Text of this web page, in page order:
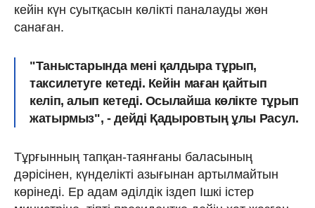
кейін күн суытқасын көлікті паналауды жөн
санаған.
"Таныстарында мені қалдыра тұрып,
таксилетуге кетеді. Кейін маған қайтып
келіп, алып кетеді. Осылайша көлікте тұрып
жатырмыз", - дейді Қадыровтың ұлы Расул.
Тұрғынның тапқан-таянғаны баласының
дәрісінен, күнделікті азығынан артылмайтын
көрінеді. Ер адам әділдік іздеп Ішкі істер